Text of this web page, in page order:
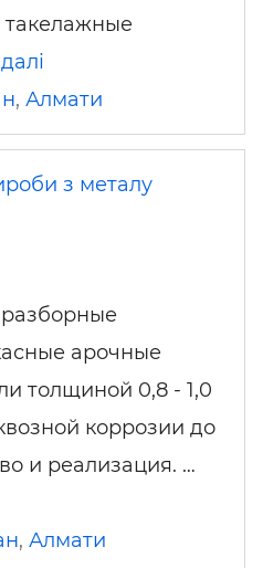
такелажные
, Алмати
з металу
арочные
толщиной 0,8 - 1,0
коррозии до
и реализация. …
, Алмати